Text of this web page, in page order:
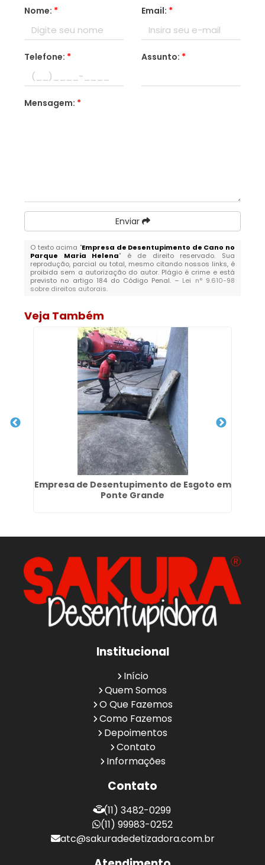
Nome: * Email: *
Telefone: * Assunto: *
Mensagem: *
Enviar
O texto acima "Empresa de Desentupimento de Cano no
Parque Maria Helena" é de direito reservado. Sua
reprodução, parcial ou total, mesmo citando nossos links, é
proibida sem a autorização do autor. Plágio é crime e está
previsto no artigo 184 do Código Penal. – Lei n° 9.610-98
sobre direitos autorais.
Veja Também
Empresa de Desentupimento de Esgoto em
Ponte Grande
Institucional
Início
Quem Somos
O Que Fazemos
Como Fazemos
Depoimentos
Contato
Informações
Contato
(11) 3482-0299
(11) 99983-0252
atc@sakuradedetizadora.com.br